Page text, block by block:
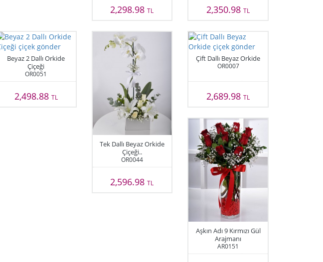
2,298.98TL 2,350.98TL
Beyaz 2 Dallı Orkide
Çiçeği
OR0051
2,498.88 TL
Tek Dallı Beyaz Orkide
Çiçeği..
OR0044
2,596.98TL
Çift Dallı Beyaz Orkide
OR0007
2,689.98TL
Aşkın Adı 9 Kırmızı Gül
Arajmanı
AR0151